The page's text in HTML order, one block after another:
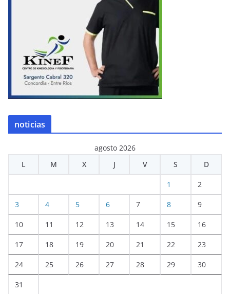
noticias
agosto 2026
L
M X J V S D
1 2
3 4 5 6 7 8 9
10 11 12 13 14 15 16
17 18 19 20 21 22 23
24 25 26 27 28 29 30
31